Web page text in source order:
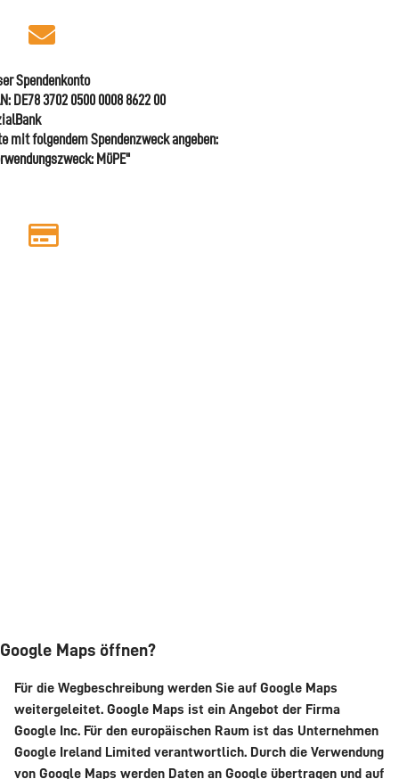
Spendenkonto
DE78 3702 0500 0008 8622 00
mit folgendem Spendenzweck angeben:
MüPE"
Google Maps öffnen?
Für die Wegbeschreibung werden Sie auf Google Maps
weitergeleitet. Google Maps ist ein Angebot der Firma
Google Inc. Für den europäischen Raum ist das Unternehmen
Google Ireland Limited verantwortlich. Durch die Verwendung
von Google Maps werden Daten an Google übertragen und auf